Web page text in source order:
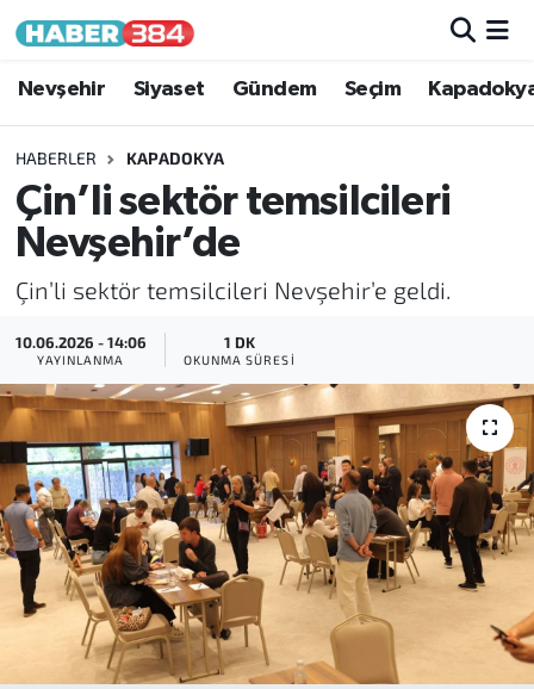
Nevşehir Siyaset Gündem Seçim
HABERLER KAPADOKYA
Çin’li sektör temsilcileri
Nevşehir’de
Çin’li sektör temsilcileri Nevşehir’e geldi.
10.06.2026 - 14:06
YAYINLANMA
1 DK
OKUNMA SÜRESI
Nöbetçi Eczaneler
Hava Durumu
Trafik Durumu
Tüm Manşetler
Son Dakika Haberleri
Haber Arşivi